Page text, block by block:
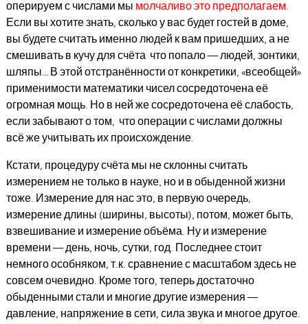
оперируем с числами мы молчаливо это предполагаем.
Если вы хотите знать, сколько у вас будет гостей в доме,
вы будете считать именно людей к вам пришедших, а не
смешивать в кучу для счёта что попало — людей, зонтики,
шляпы… В этой отстранённости от конкретики, «всеобщей»
применимости математики чисел сосредоточена её
огромная мощь. Но в ней же сосредоточена её слабость,
если забывают о том, что операции с числами должны
всё же учитывать их происхождение.
Кстати, процедуру счёта мы не склонны считать
измерением не только в науке, но и в обыденной жизни
тоже. Измерение для нас это, в первую очередь,
измерение длины (ширины, высоты), потом, может быть,
взвешивание и измерение объёма. Ну и измерение
времени — день, ночь, сутки, год. Последнее стоит
немного особняком, т.к. сравнение с масштабом здесь не
совсем очевидно. Кроме того, теперь достаточно
обыденными стали и многие другие измерения —
давление, напряжение в сети, сила звука и многое другое.